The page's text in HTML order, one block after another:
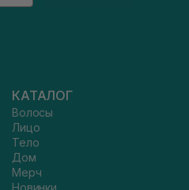
КАТАЛОГ
Волосы
Лицо
Тело
Дом
Мерч
Новинки